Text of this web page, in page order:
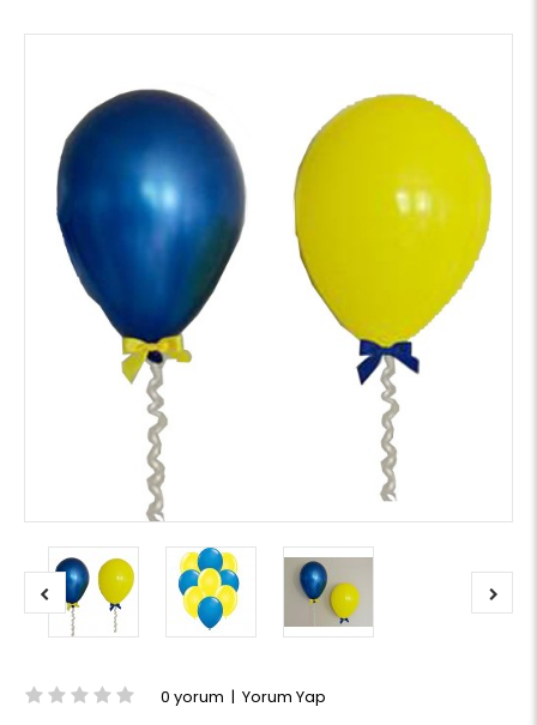
0 yorum | Yorum Yap